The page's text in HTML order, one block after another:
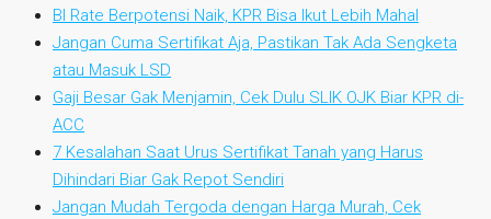
BI Rate Berpotensi Naik, KPR Bisa Ikut Lebih Mahal
Jangan Cuma Sertifikat Aja, Pastikan Tak Ada Sengketa
atau Masuk LSD
Gaji Besar Gak Menjamin, Cek Dulu SLIK OJK Biar KPR di-
ACC
7 Kesalahan Saat Urus Sertifikat Tanah yang Harus
Dihindari Biar Gak Repot Sendiri
Jangan Mudah Tergoda dengan Harga Murah, Cek